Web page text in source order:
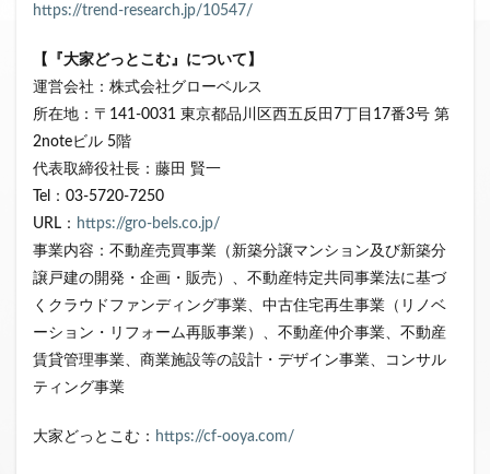
https://trend-research.jp/10547/
【 『 大家どっとこむ』 について】
運営会社：株式会社グローベルス
所在地：〒141-0031 東京都品川区西五反田7丁目17番3号 第
2noteビル 5階
代表取締役社長：藤田 賢一
Tel：03-5720-7250
URL： https://gro-bels.co.jp/
事業内容：不動産売買事業（新築分譲マンション及び新築分
譲戸建の開発・企画・販売）、不動産特定共同事業法に基づ
くクラウドファンディング事業、中古住宅再生事業（リノベ
ーション・リフォーム再販事業）、不動産仲介事業、不動産
賃貸管理事業、商業施設等の設計・デザイン事業、コンサル
ティング事業
大家どっとこむ： https://cf-ooya.com/